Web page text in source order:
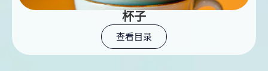
杯子
查看目录